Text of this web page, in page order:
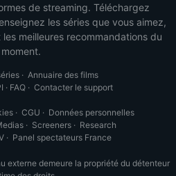
de streaming. Téléchargez
les séries que vous aimez,
meilleures recommandations du
moment.
· Annuaire des films
· FAQ · Contacter le support
· CGU · Données personnelles
· Screeners· Research
· Panel spectateurs France
externe demeure la propriété du détenteur